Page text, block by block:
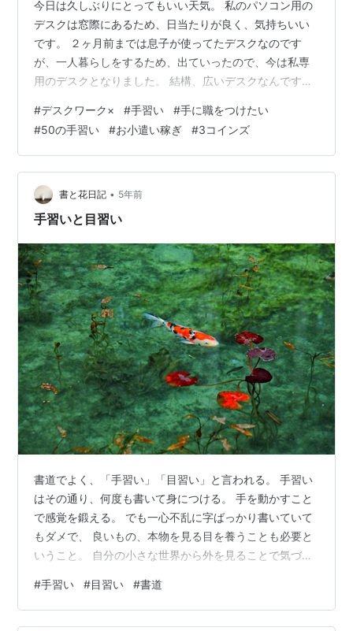
今日は久しぶりにとってもいい天気。 私のパソコン用の
デスクは窓際にあるため、日当たりが良く、気持ちいい
です。 ２ヶ月前までは息子が使ってたデスクなのです
が、一人暮らしをするため、出ていったので、今は私専
用のデスクとなりました。 結構、広いデスクなんですよ
もいいですね。 人間、日に当たるっていうのはいいこと
らしいです。 今、ちょっと、手に職をつけようと勉強を
始めたので、今日は朝からデスクに向かってました。 50
代も半ばのオバちゃんですが、何か新しいことを勉強す
るというのは楽しいです。 まさに50の手習いですね。
プチ・お小遣い稼ぎしたいなー！…
#デスクワーク× #手習い #手に職をつけたい
#50の手習い #お小遣い稼ぎ #3コインズ
書と花日記 • 5年前
手習いと目習い
書道でよく、「手習い」「目習い」と言われる。 手習い
はその通り、何度も書いて身につける。 手を動かすこと
で感覚を鍛える。 でも一心不乱に字ばっかり書いていて
もダメで、 良いもの、本物を見る目を養うことも必要と
いうこと。 自分の小さな世界から外を見ることで気づき
り。 とにかく良いもの、本物に触れることでぐっと自分
の目指す道に近づくかもしれない。 そう思って私も励ん
#手習い #目習い #書道